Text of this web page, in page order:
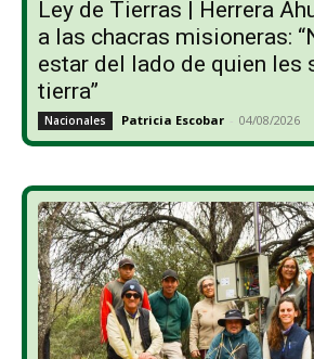
Ley de Tierras | Herrera
a las chacras misioneras:
estar del lado de quien les
tierra”
Nacionales Patricia Escobar - 04/08/2026